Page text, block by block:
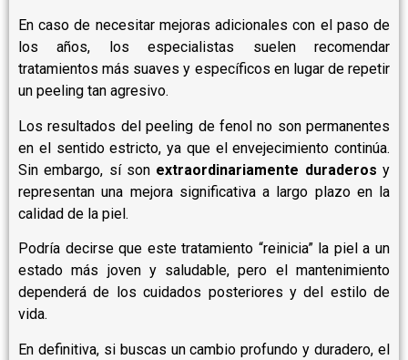
En caso de necesitar mejoras adicionales con el paso de
los años, los especialistas suelen recomendar
tratamientos más suaves y específicos en lugar de repetir
un peeling tan agresivo.
Los resultados del peeling de fenol no son permanentes
en el sentido estricto, ya que el envejecimiento continúa.
Sin embargo, sí son extraordinariamente duraderos y
representan una mejora significativa a largo plazo en la
calidad de la piel.
Podría decirse que este tratamiento “reinicia” la piel a un
estado más joven y saludable, pero el mantenimiento
dependerá de los cuidados posteriores y del estilo de
vida.
En definitiva, si buscas un cambio profundo y duradero, el